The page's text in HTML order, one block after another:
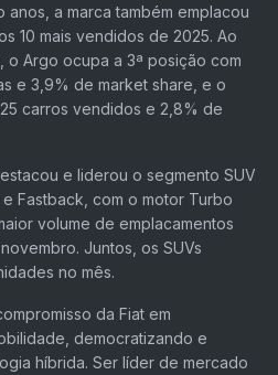
a marca também emplacou
10 mais vendidos de 2025. Ao
o Argo ocupa a 3ª posição com
e 3,9% de market share, e o
carros vendidos e 2,8% de
e liderou o segmento SUV
Fastback, com o motor Turbo
volume de emplacamentos
Juntos, os SUVs
no mês.
da Fiat em
democratizando e
híbrida. Ser líder de mercado